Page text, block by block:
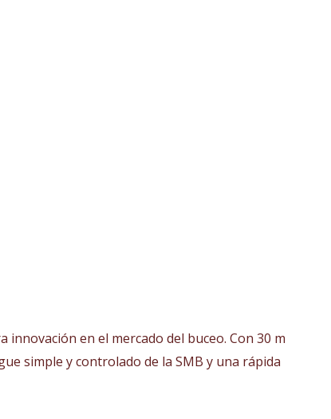
en el mercado del buceo. Con 30 m
simple y controlado de la SMB y una rápida